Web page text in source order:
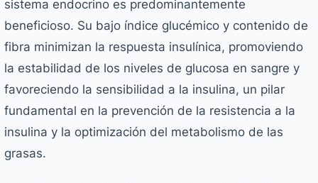
sistema endocrino es predominantemente
beneficioso. Su bajo índice glucémico y contenido de
fibra minimizan la respuesta insulínica, promoviendo
la estabilidad de los niveles de glucosa en sangre y
favoreciendo la sensibilidad a la insulina, un pilar
fundamental en la prevención de la resistencia a la
insulina y la optimización del metabolismo de las
grasas.